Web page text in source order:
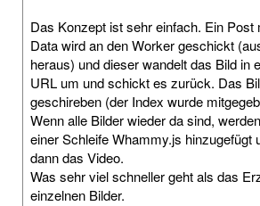
Das Konzept ist sehr einfach. Ein Post
Data wird an den Worker geschickt
heraus) und dieser wandelt das Bild in
URL um und schickt es zurück. Das
geschireben (der Index wurde
Wenn alle Bilder wieder da sind,
einer Schleife Whammy.js hinzugefügt
dann das Video.
Was sehr viel schneller geht als das
einzelnen Bilder.